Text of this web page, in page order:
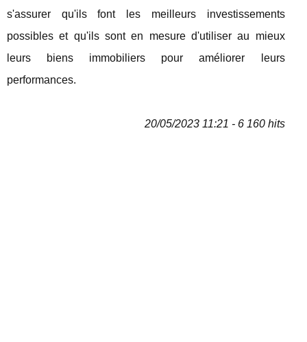
s'assurer qu'ils font les meilleurs investissements
possibles et qu'ils sont en mesure d'utiliser au mieux
leurs biens immobiliers pour améliorer leurs
performances.
20/05/2023 11:21 - 6 160 hits